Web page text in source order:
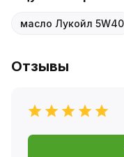
масло Лукойл 5W40
Отзывы